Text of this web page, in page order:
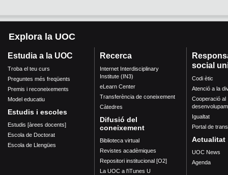
Explora la UOC
Estudia a la UOC
Troba el teu curs
Preguntes més freqüents
Premis i reconeixements
Model educatiu
Estudis i escoles
Estudis [àrees docents]
Escola de Doctorat
Escola de Llengües
Recerca
Internet Interdisciplinary
Institute (IN3)
eLearn Center
Transferència de coneixement
Càtedres
Difusió del
coneixement
Biblioteca virtual
Revistes acadèmiques
Repositori institucional [O2]
La UOC a l'iTunes U
social
Codi ètic
Atenció a la
Cooperació al
Igualtat
Portal de
Actualitat
UOC News
Agenda